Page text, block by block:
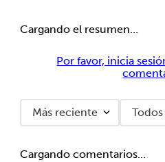
Cargando el resumen…
Por favor, inicia
Más reciente Todos
Cargando comentarios…